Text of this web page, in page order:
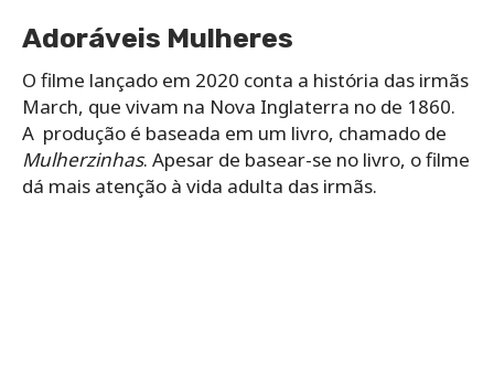
Adoráveis Mulheres
O filme lançado em 2020 conta a história das irmãs
March, que vivam na Nova Inglaterra no de 1860.
A produção é baseada em um livro, chamado de
Mulherzinhas. Apesar de basear-se no livro, o filme
dá mais atenção à vida adulta das irmãs.